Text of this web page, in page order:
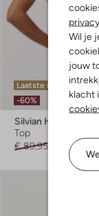
Wil je
jouw
klacht
Laatste item
-60%
Silvian Heach
Top
€ 89,95
€ 35,99